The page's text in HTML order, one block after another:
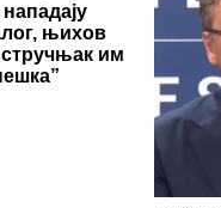
њихов
им